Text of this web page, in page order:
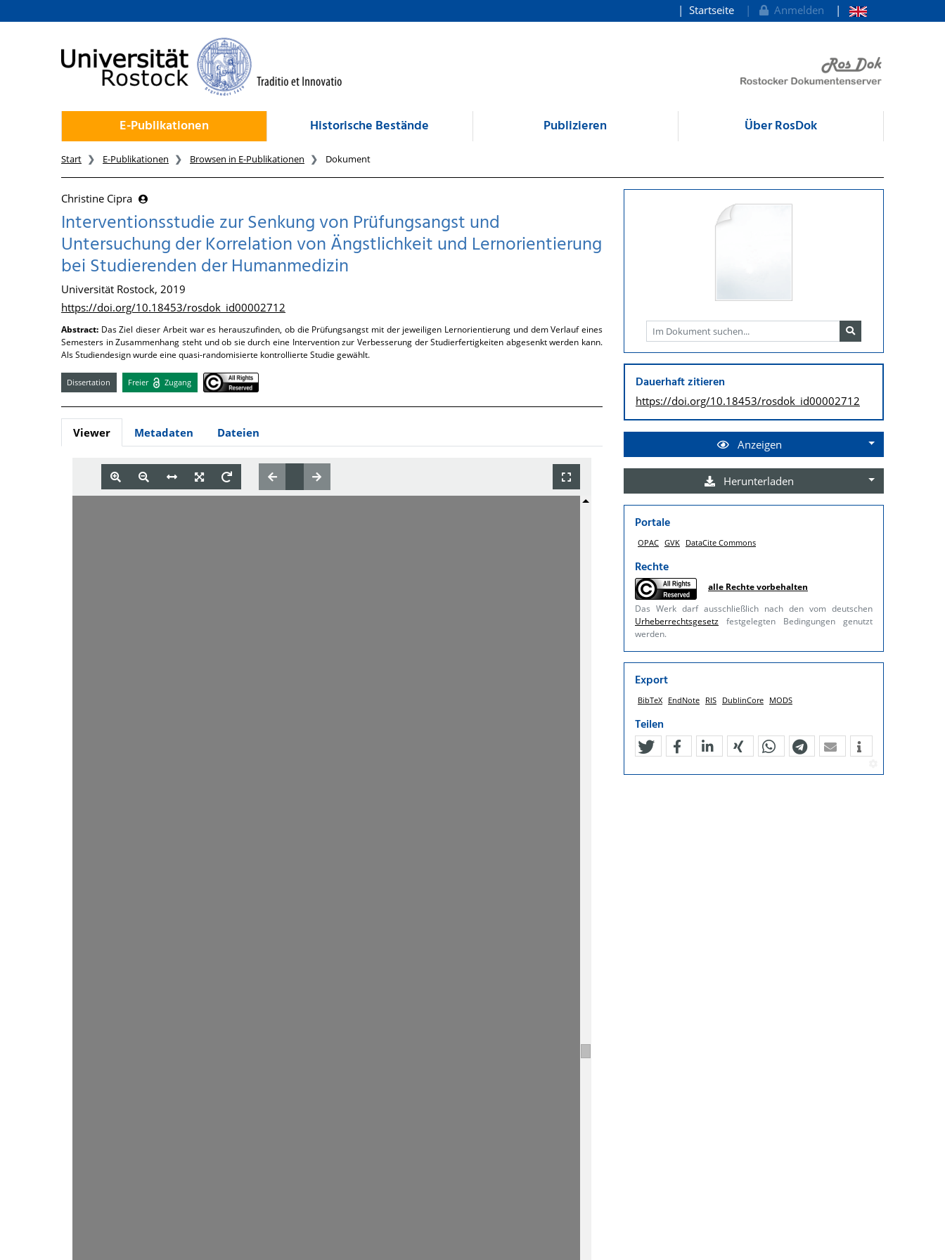
zum Inhalt
Startseite Anmelden
E-Publikationen Historische Bestände Publizieren Über RosDok
Start E-Publikationen Browsen in E-Publikationen Dokument
Christine Cipra
Interventionsstudie zur Senkung von Prüfungsangst und
Untersuchung der Korrelation von Ängstlichkeit und Lernorientierung
bei Studierenden der Humanmedizin
Universität Rostock, 2019
https://doi.org/10.18453/rosdok_id00002712
Abstract: Das Ziel dieser Arbeit war es herauszufinden, ob die Prüfungsangst mit der jeweiligen Lernorientierung und dem Verlauf eines
Semesters in Zusammenhang steht und ob sie durch eine Intervention zur Verbesserung der Studierfertigkeiten abgesenkt werden kann.
Als Studiendesign wurde eine quasi-randomisierte kontrollierte Studie gewählt.
Dissertation Freier Zugang
Viewer Metadaten Dateien
Dauerhaft zitieren
https://doi.org/10.18453/rosdok_id00002712
Anzeigen
Herunterladen
Portale
OPAC GVK DataCite Commons
Rechte
alle Rechte vorbehalten
Das Werk darf ausschließlich nach den vom deutschen
Urheberrechtsgesetz festgelegten Bedingungen genutzt
werden.
Export
BibTeX EndNote RIS DublinCore MODS
Teilen